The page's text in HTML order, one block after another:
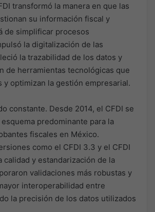
transformó la manera en que las
su información fiscal y
de simplificar procesos
la digitalización de las
la trazabilidad de los datos y
de herramientas tecnológicas que
y optimizan la gestión empresarial.
constante. Desde 2014, el CFDI se
predominante para la
fiscales en México.
como el CFDI 3.3 y el CFDI
calidad y estandarización de la
validaciones más robustas y
interoperabilidad entre
la precisión de los datos utilizados